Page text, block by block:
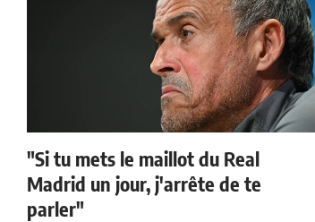
"Si tu mets le maillot du Real
Madrid un jour, j'arrête de te
parler"